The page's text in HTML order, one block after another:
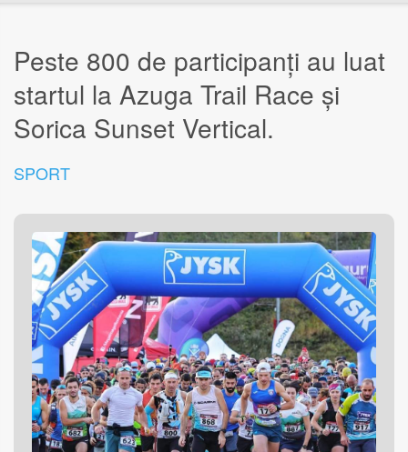
Peste 800 de participanți au luat
startul la Azuga Trail Race și
Sorica Sunset Vertical.
SPORT